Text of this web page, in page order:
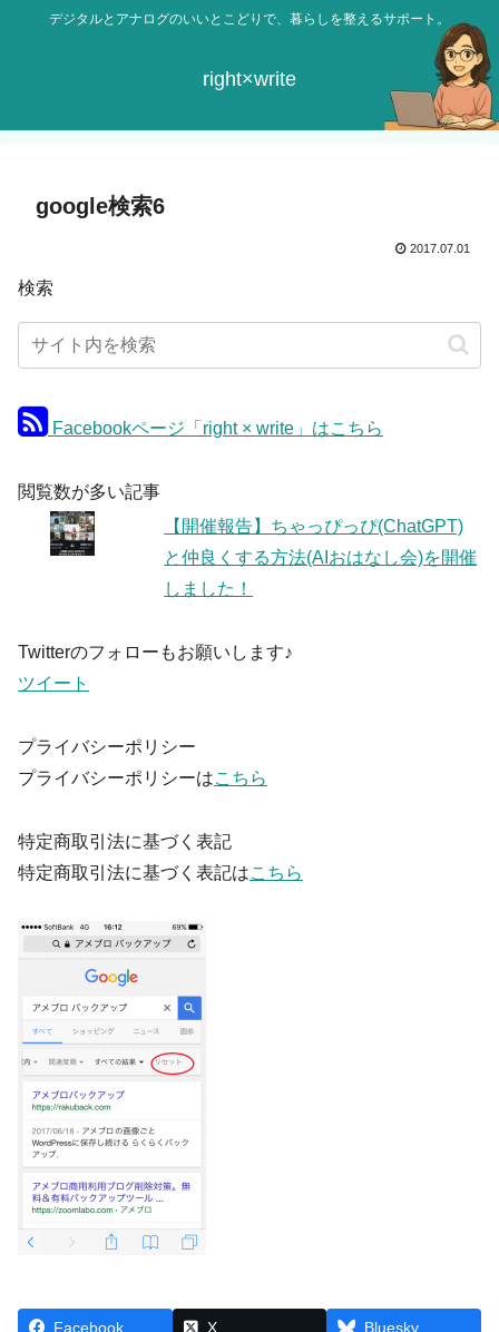
デジタルとアナログのいいとこどりで、暮らしを整えるサポート。
right×write
google検索6
2017.07.01
検索
Facebookページ「right × write」はこちら
閲覧数が多い記事
【開催報告】ちゃっぴっぴ(ChatGPT)
と仲良くする方法(AIおはなし会)を開催
しました！
Twitterのフォローもお願いします♪
ツイート
プライバシーポリシー
プライバシーポリシーはこちら
特定商取引法に基づく表記
特定商取引法に基づく表記はこちら
Facebook X
Bluesky